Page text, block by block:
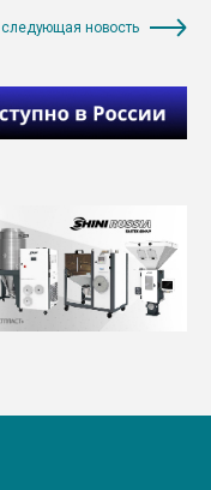
следующая новость